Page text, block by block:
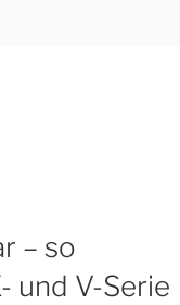
– so
und V-Serie